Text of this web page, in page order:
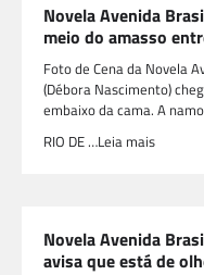
Novela Avenida
meio do amasso
Foto de Cena da Novela
(Débora Nascimento)
embaixo da cama. A
RIO DE …Leia mais
Novela Avenida
avisa que está de